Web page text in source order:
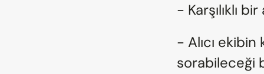
- Karşılıklı
- Alıcı
sorabileceği